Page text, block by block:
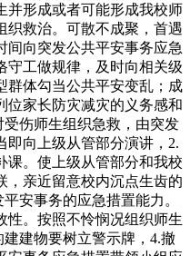
并形成或者可能形成我校师
织救治。可散不成聚，首遇
间向突发公共平安事务应急
守工做规律，及时向相关级
群体勾当公共平安变乱；成
位家长防灾减灾的义务感和
伤师生组织急救，由突发
即向上级从管部分演讲，2.
课。使上级从管部分和我校
，亲近留意校内沉点生齿的
安事务的应急措置能力。
性。按照不怜悯况组织师生
建物要树立警示牌，4.撤